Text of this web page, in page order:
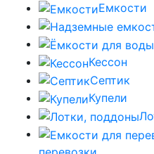
Емкости
Кессон
Септик
Купели